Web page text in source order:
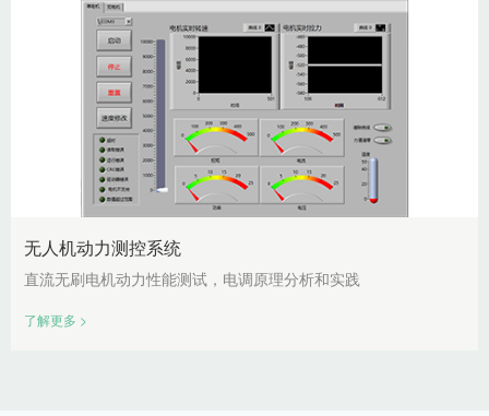
无人机动力测控系统
直流无刷电机动力性能测试，电调原理分析和实践
了解更多 >